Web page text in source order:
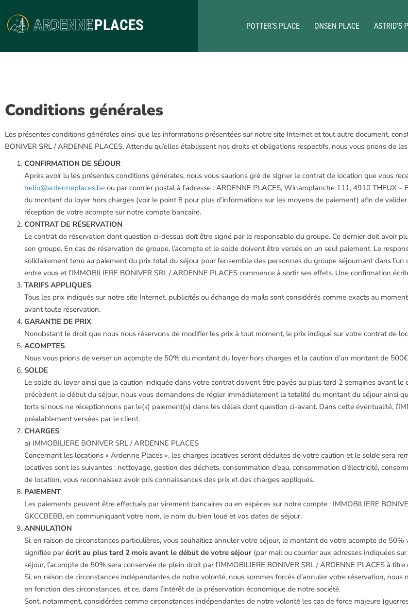
PLACES
ARDENNE POTTER’S PLACE ONSEN PLACE ASTRID’S
Conditions générales
Les présentes conditions générales ainsi que les informations présentées sur notre site Internet et tout autre document,
BONIVER SRL / ARDENNE PLACES. Attendu qu’elles établissent nos droits et obligations respectifs, nous vous prions de
CONFIRMATION DE SÉJOUR
Après avoir lu les présentes conditions générales, nous vous saurions gré de signer le contrat de location que vous
hello@ardenneplaces.be ou par courrier postal à l’adresse : ARDENNE PLACES, Winamplanche 111, 4910 THEUX
du montant du loyer hors charges (voir le point 8 pour plus d’informations sur les moyens de paiement) afin de
réception de votre acompte sur notre compte bancaire.
CONTRAT DE RÉSERVATION
Le contrat de réservation dont question ci-dessus doit être signé par le responsable du groupe. Ce dernier doit avoir
son groupe. En cas de réservation de groupe, l’acompte et le solde doivent être versés en un seul paiement. Le
solidairement tenu au paiement du prix total du séjour pour l’ensemble des personnes du groupe séjournant dans
entre vous et l’IMMOBILIERE BONIVER SRL / ARDENNE PLACES commence à sortir ses effets. Une confirmation
TARIFS APPLIQUES
Tous les prix indiqués sur notre site Internet, publicités ou échange de mails sont considérés comme exacts au
avant toute réservation.
GARANTIE DE PRIX
Nonobstant le droit que nous nous réservons de modifier les prix à tout moment, le prix indiqué sur votre contrat de
ACOMPTES
Nous vous prions de verser un acompte de 50% du montant du loyer hors charges et la caution d’un montant de 500€
SOLDE
Le solde du loyer ainsi que la caution indiquée dans votre contrat doivent être payés au plus tard 2 semaines avant
précèdent le début du séjour, nous vous demandons de régler immédiatement la totalité du montant du séjour ainsi
torts si nous ne réceptionnons par le(s) paiement(s) dans les délais dont question ci-avant. Dans cette éventualité,
préalablement versées par le client.
CHARGES
a) IMMOBILIERE BONIVER SRL / ARDENNE PLACES
Concernant les locations « Ardenne Places », les charges locatives seront déduites de votre caution et le solde sera
locatives sont les suivantes : nettoyage, gestion des déchets, consommation d’eau, consommation d’électricité,
de location, vous reconnaissez avoir pris connaissances des prix et des charges appliqués.
PAIEMENT
Les paiements peuvent être effectués par virement bancaires ou en espèces sur notre compte : IMMOBILIERE
GKCCBEBB, en communiquant votre nom, le nom du bien loué et vos dates de séjour.
ANNULATION
Si, en raison de circonstances particulières, vous souhaitiez annuler votre séjour, le montant de votre acompte de
signifiée parécrit au plus tard 2 mois avant le début de votre séjour (par mail ou courrier aux adresses indiquées
séjour, l’acompte de 50% sera conservée de plein droit par l’IMMOBILIERE BONIVER SRL / ARDENNE PLACES à
Si, en raison de circonstances indépendantes de notre volonté, nous sommes forcés d’annuler votre réservation,
en fonction des circonstances, et ce, dans l’intérêt de la préservation économique de notre société.
Sont, notamment, considérées comme circonstances indépendantes de notre volonté les cas de force majeure